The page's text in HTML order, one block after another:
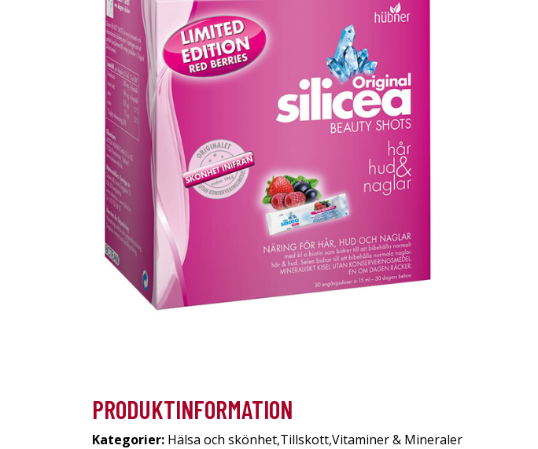
PRODUKTINFORMATION
Kategorier: Hälsa och skönhet,Tillskott,Vitaminer & Mineraler